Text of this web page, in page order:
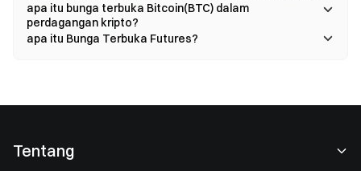
apa itu bunga terbuka Bitcoin(BTC) dalam
perdagangan kripto?
apa itu Bunga Terbuka Futures?
Tentang